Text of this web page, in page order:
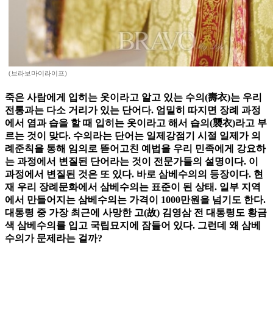
(브라보마이라이프)
죽은 사람에게 입히는 옷이라고 알고 있는 수의(壽衣)는 우리
전통과는 다소 거리가 있는 단어다. 엄밀히 따지면 장례 과정
에서 염과 습을 할 때 입히는 옷이라고 해서 습의(襲衣)라고 부
르는 것이 맞다. 수의라는 단어는 일제강점기 시절 일제가 의
례준칙을 통해 임의로 뜯어고친 예법을 우리 민족에게 강요하
는 과정에서 변질된 단어라는 것이 전문가들의 설명이다. 이
과정에서 변질된 것은 또 있다. 바로 삼베수의의 등장이다. 현
재 우리 장례문화에서 삼베수의는 표준이 된 상태. 일부 지역
에서 만들어지는 삼베수의는 가격이 1000만원을 넘기도 한다.
대통령 중 가장 최근에 사망한 고(故) 김영삼 전 대통령도 황금
색 삼베수의를 입고 국립묘지에 잠들어 있다. 그런데 왜 삼베
수의가 문제라는 걸까?